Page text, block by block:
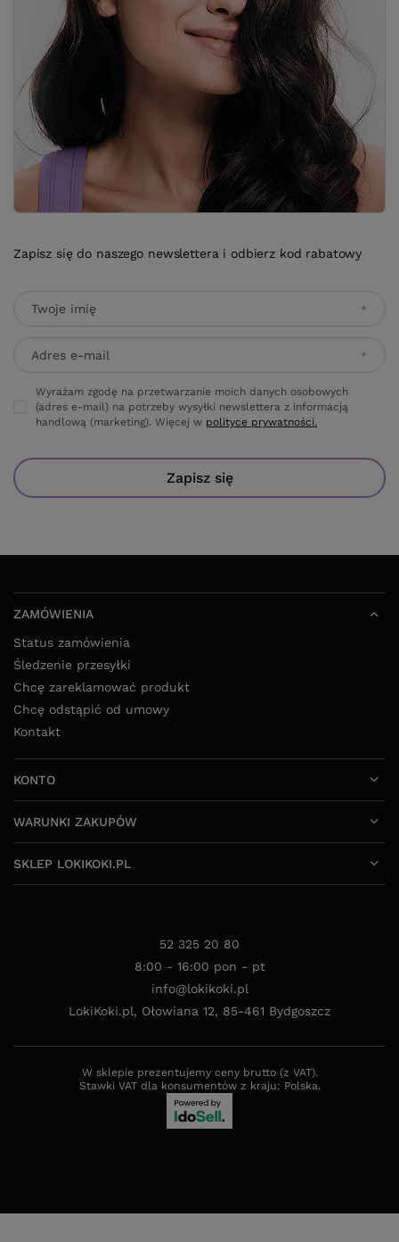
Zapisz się do naszego newslettera i odbierz kod rabatowy
Twoje imię
Adres e-mail
Wyrażam zgodę na przetwarzanie moich danych osobowych
(adres e-mail) na potrzeby wysyłki newslettera z informacją
handlową (marketing). Więcej w polityce prywatności.
Zapisz się
ZAMÓWIENIA
Status zamówienia
Śledzenie przesyłki
Chcę zareklamować produkt
Chcę odstąpić od umowy
Kontakt
KONTO
WARUNKI ZAKUPÓW
SKLEP LOKIKOKI.PL
52 325 20 80
8:00 - 16:00 pon - pt
info@lokikoki.pl
LokiKoki.pl, Ołowiana 12, 85-461 Bydgoszcz
W sklepie prezentujemy ceny brutto (z VAT).
Stawki VAT dla konsumentów z kraju: Polska.